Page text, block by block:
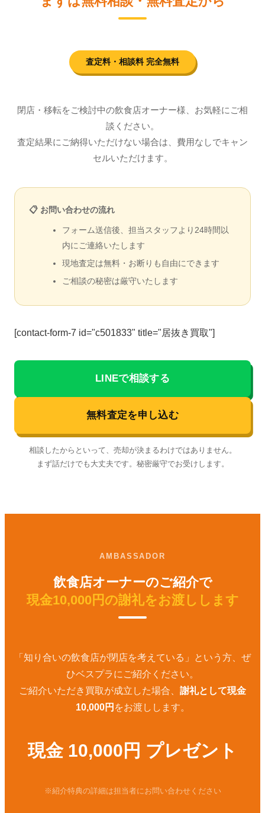
査定料・相談料 完全無料
閉店・移転をご検討中の飲食店オーナー様、お気軽にご相
談ください。
査定結果にご納得いただけない場合は、費用なしでキャン
セルいただけます。
📋 お問い合わせの流れ
フォーム送信後、担当スタッフより24時間以
内にご連絡いたします
現地査定は無料・お断りも自由にできます
ご相談の秘密は厳守いたします
[contact-form-7 id="c501833" title="居抜き買取"]
LINEで相談する
無料査定を申し込む
相談したからといって、売却が決まるわけではありません。
まず話だけでも大丈夫です。秘密厳守でお受けします。
AMBASSADOR
飲食店オーナーのご紹介で
現金10,000円の謝礼をお渡しします
「知り合いの飲食店が閉店を考えている」という方、ぜ
ひベスプラにご紹介ください。
ご紹介いただき買取が成立した場合、 謝礼として現金
10,000円 をお渡しします。
現金 10,000円 プレゼント
※紹介特典の詳細は担当者にお問い合わせください